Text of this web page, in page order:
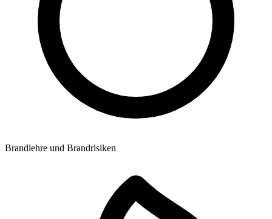
Brandlehre und Brandrisiken